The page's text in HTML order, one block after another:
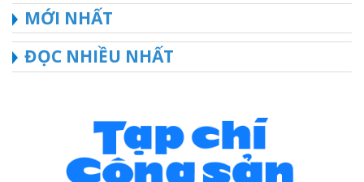
MỚI NHẤT
ĐỌC NHIỀU NHẤT